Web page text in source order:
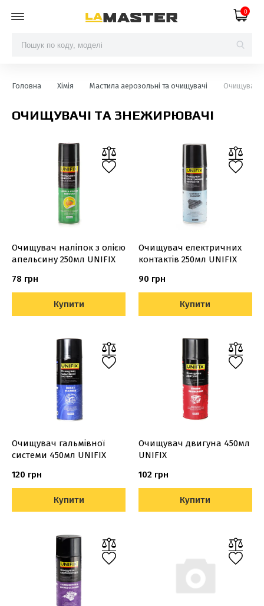
0
Головна Хімія Мастила аерозольні та очищувачі Очищувачі
ОЧИЩУВАЧІ ТА ЗНЕЖИРЮВАЧІ
Очищувач наліпок з олією
апельсину 250мл UNIFIX
78 грн
Купити
Очищувач електричних
контактів 250мл UNIFIX
90 грн
Купити
Очищувач гальмівної
системи 450мл UNIFIX
120 грн
Купити
Очищувач двигуна 450мл
UNIFIX
102 грн
Купити